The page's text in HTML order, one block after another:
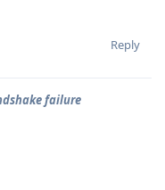
Reply
failure